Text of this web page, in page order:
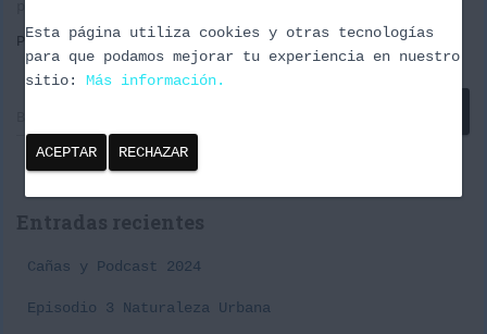
Porborrachuzo, hace 9 años
r
Entradas recientes
Cañas y Podcast 2024
Episodio 3 Naturaleza Urbana
Esta página utiliza cookies y otras tecnologías
para que podamos mejorar tu experiencia en nuestro
sitio: Más información.
ACEPTAR RECHAZAR